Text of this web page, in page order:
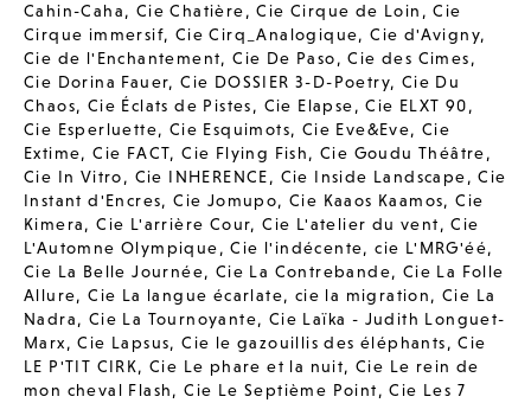
Cahin-Caha, Cie Chatière,Cie Cirque de Loin ,Cie
Cirque immersif, Cie Cirq_Analogique,Cie d'Avigny,
Cie de l'Enchantement,Cie De Paso,Cie des Cimes,
Cie Dorina Fauer,Cie DOSSIER 3-D-Poetry, Cie Du
Chaos, Cie Éclats de Pistes, Cie Elapse,Cie ELXT 90,
Cie Esperluette, Cie Esquimots, Cie Eve&Eve,Cie
Extime,Cie FACT,Cie Flying Fish,Cie Goudu Théâtre,
Cie In Vitro, Cie INHERENCE, Cie Inside Landscape,Cie
Instant d'Encres,Cie Jomupo,Cie Kaaos Kaamos,Cie
Kimera,Cie L'arrière Cour,Cie L'atelier du vent,Cie
L'Automne Olympique,Cie l'indécente,cie L'MRG'éé,
Cie La Belle Journée, Cie La Contrebande, Cie La Folle
Allure,Cie La langue écarlate, cie la migration,Cie La
Nadra, Cie La Tournoyante, Cie Laïka - Judith Longuet-
Marx,Cie Lapsus,Cie le gazouillis des éléphants,Cie
LE P'TIT CIRK,Cie Le phare et la nuit,Cie Le rein de
mon cheval Flash,Cie Le Septième Point,Cie Les 7